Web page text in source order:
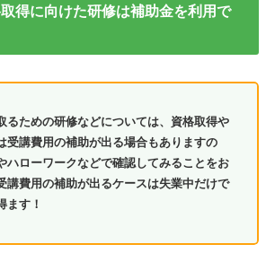
得に向けた研修は補助金を利用で
るための研修などについては、資格取得や
受講費用の補助が出る場合もありますの
ハローワークなどで確認してみることをお
講費用の補助が出るケースは失業中だけで
ます！